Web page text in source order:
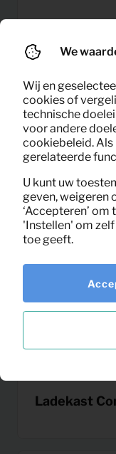
Fauteuil
Ladekast
We
Wij en
cookies of
technische
voor andere
cookiebeleid.
gerelateerde
U kunt uw
geven, weigeren
‘Accepteren’
'Instellen' om
toe geeft.